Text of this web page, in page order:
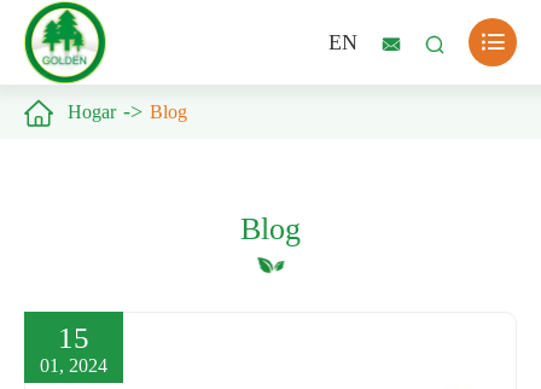
EN   
 Hogar Blog
Blog
15
01, 2024